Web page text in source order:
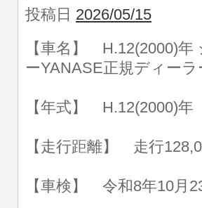
投稿日 2026/05/15
【車名】 H.12(2000)年
ーYANASE正規ディーラ
【年式】 H.12(2000)年
【走行距離】 走行
【車検】 令和8年10月